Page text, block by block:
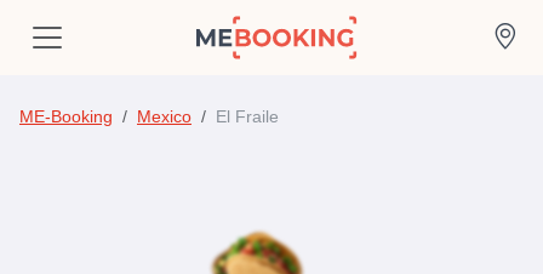
ME-Booking Mexico El Fraile